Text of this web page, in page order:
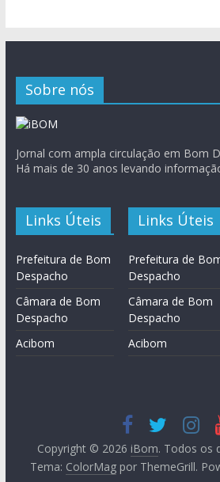
Sobre nós
Jornal com ampla circulação em Bom
Há mais de 30 anos levando
Links Úteis
Prefeitura de Bom
Despacho
Câmara de Bom
Despacho
Acibom
Links Úteis
Prefeitura de
Despacho
Câmara de Bom
Despacho
Acibom
Copyright © 2026 iBom. Todos os
Tema: ColorMag por ThemeGrill.